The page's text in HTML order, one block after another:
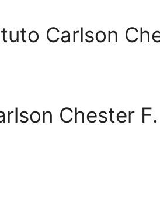
Carlson
Chester F.